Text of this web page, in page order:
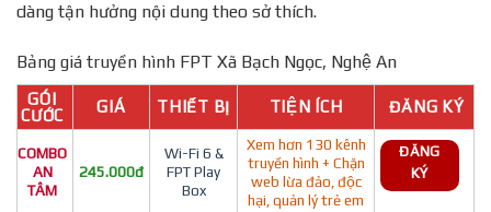
dàng tận hưởng nội dung theo sở thích.
Bảng giá truyền hình FPT Xã Bạch Ngọc, Nghệ An
GÓI
CƯỚC
GIÁ THIẾT BỊ TIỆN ÍCH ĐĂNG KÝ
COMBO
AN
TÂM
245.000đ
Wi-Fi 6 &
FPT Play
Box
Xem hơn 130 kênh
truyền hình + Chặn
web lừa đảo, độc
hại, quản lý trẻ em
ĐĂNG
KÝ